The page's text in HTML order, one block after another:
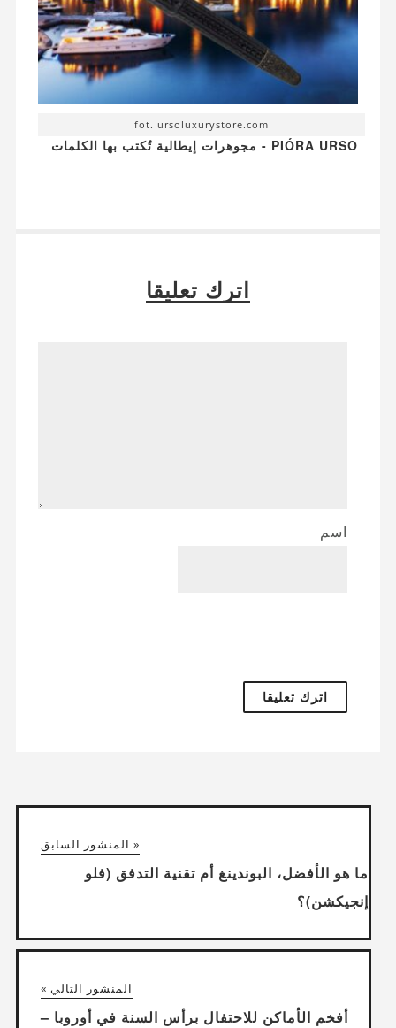
fot. ursoluxurystore.com
PIÓRA URSO - مجوهرات إيطالية تُكتب بها الكلمات
اترك تعليقا
اسم
« المنشور السابق
ما هو الأفضل، البوندينغ أم تقنية التدفق (فلو
إنجيكشن)؟
المنشور التالي »
أفخم الأماكن للاحتفال برأس السنة في أوروبا –